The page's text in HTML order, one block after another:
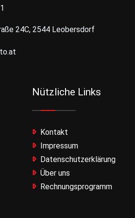
24C, 2544 Leobersdorf
Nützliche Links
Kontakt
Impressum
Datenschutzerklärung
Über uns
Rechnungsprogramm